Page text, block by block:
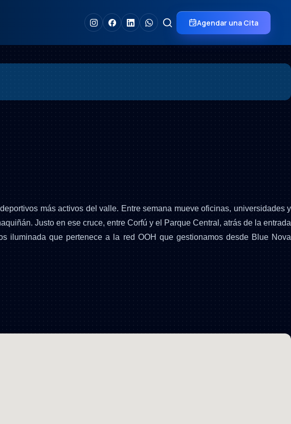
Agendar una Cita
más activos del valle. Entre semana mueve oficinas, universidades y
Justo en ese cruce, entre Corfú y el Parque Central, atrás de la entrada
iluminada que pertenece a la red OOH que gestionamos desde Blue Nova